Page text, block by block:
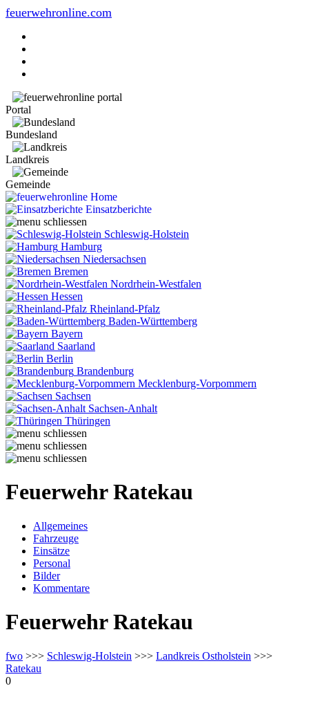
feuerwehronline.com
Portal
Bundesland
Landkreis
Gemeinde
Home
Einsatzberichte
Schleswig-Holstein
Hamburg
Niedersachsen
Bremen
Nordrhein-Westfalen
Hessen
Rheinland-Pfalz
Baden-Württemberg
Bayern
Saarland
Berlin
Brandenburg
Mecklenburg-Vorpommern
Sachsen
Sachsen-Anhalt
Thüringen
Feuerwehr Ratekau
Allgemeines
Fahrzeuge
Einsätze
Personal
Bilder
Kommentare
Feuerwehr Ratekau
fwo >>> Schleswig-Holstein >>> Landkreis Ostholstein >>>
Ratekau
0